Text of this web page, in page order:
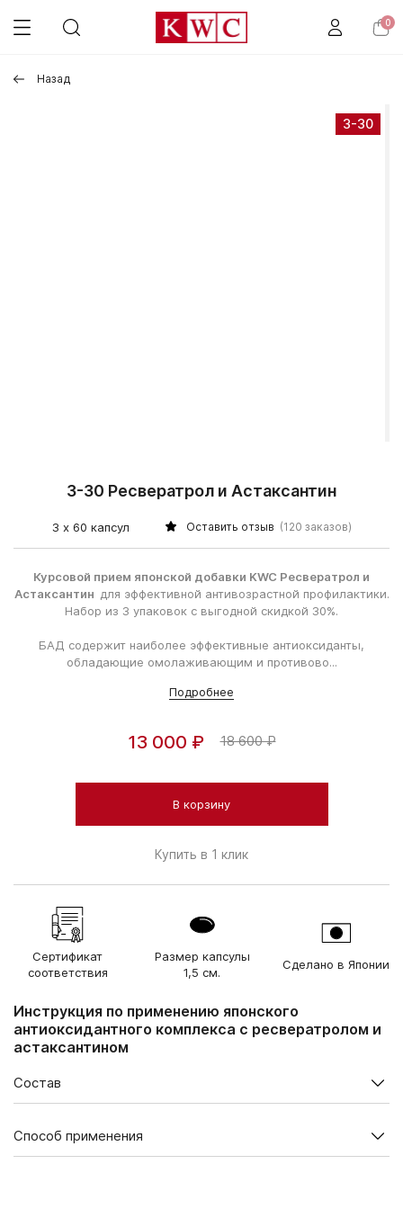
0
Назад
3-30
3-30 Ресвератрол и Астаксантин
3 х 60 капсул Оставить отзыв (120 заказов)
Курсовой прием японской добавки KWC Ресвератрол и
Астаксантин для эффективной антивозрастной профилактики.
Набор из 3 упаковок с выгодной скидкой 30%.
БАД содержит наиболее эффективные антиоксиданты,
обладающие омолаживающим и противово...
Подробнее
13 000 ₽ 18 600 ₽
В корзину
Купить в 1 клик
Сертификат
соответствия
Размер капсулы
1,5 см.
Сделано в Японии
Инструкция по применению японского
антиоксидантного комплекса с ресвератролом и
астаксантином
Состав
Ресвератрол (из красного
винограда)
4,0
Способ применения